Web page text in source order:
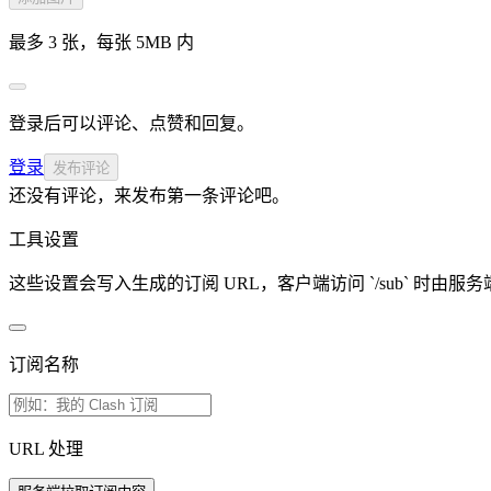
最多 3 张，每张 5MB 内
登录后可以评论、点赞和回复。
登录 发布评论
还没有评论，来发布第一条评论吧。
工具设置
这些设置会写入生成的订阅 URL，客户端访问 `/sub` 时由服务
订阅名称
URL 处理